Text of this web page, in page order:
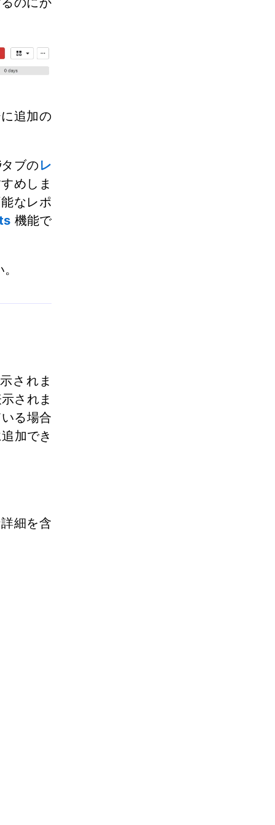
追加の
タブの レ
めしま
なレポ
機能で
されま
されま
る場合
加でき
細を含